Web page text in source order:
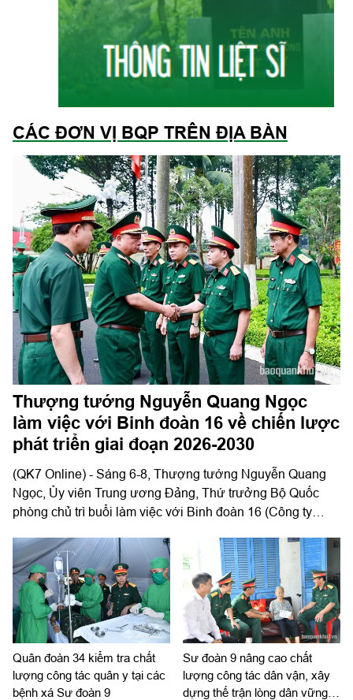
CÁC ĐƠN VỊ BQP TRÊN ĐỊA BÀN
Thượng tướng Nguyễn Quang Ngọc
làm việc với Binh đoàn 16 về chiến lược
phát triển giai đoạn 2026-2030
(QK7 Online) - Sáng 6-8, Thượng tướng Nguyễn Quang
Ngọc, Ủy viên Trung ương Đảng, Thứ trưởng Bộ Quốc
phòng chủ trì buổi làm việc với Binh đoàn 16 (Công ty
2030; tổ chức, cơ cấu lại doanh nghiệp.
Quân đoàn 34 kiểm tra chất
lượng công tác quân y tại các
bệnh xá Sư đoàn 9
Sư đoàn 9 nâng cao chất
lượng công tác dân vận, xây
dựng thế trận lòng dân vững